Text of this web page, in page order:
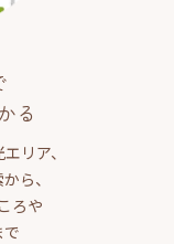
る
リア、
ら、
ろや